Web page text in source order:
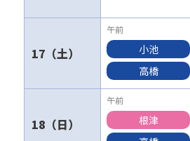
17
小池
高橋
18
根津